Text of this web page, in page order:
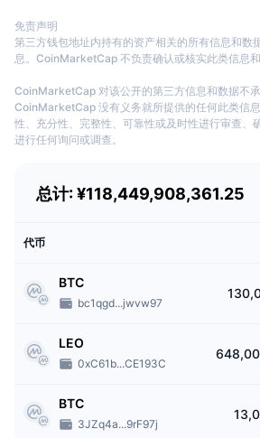
日历
活动日历
Bitfinex 支持多种交易对与 270 种以上加密货币，
USDT、 SOL、LTC、 XRP、 EOS等多种选择。
Bitfinex的手续费如何？
对加密货币兑加密货币/稳定币/法币的交易，挂单费
视加密货币币种而定。
Bitfinex 上可使用杠杆或保证金交
该平台的符合资格（基本加验证等级及以上）的用
总计: ¥118,449,908,361.25
代币
BTC
bc1qgd...jwvw97
LEO
0xC61b...CE193C
BTC
3JZq4a...9rF97j
免责声明
第三方钱包地址内持有的资产相关的所有信息和数
息。CoinMarketCap 不负责确认或核实此类信息和
CoinMarketCap 对该公开的第三方信息和数据不承
CoinMarketCap 没有义务就所提供的任何此类信
性、充分性、完整性、可靠性或及时性进行审查、
进行任何询问或调查。